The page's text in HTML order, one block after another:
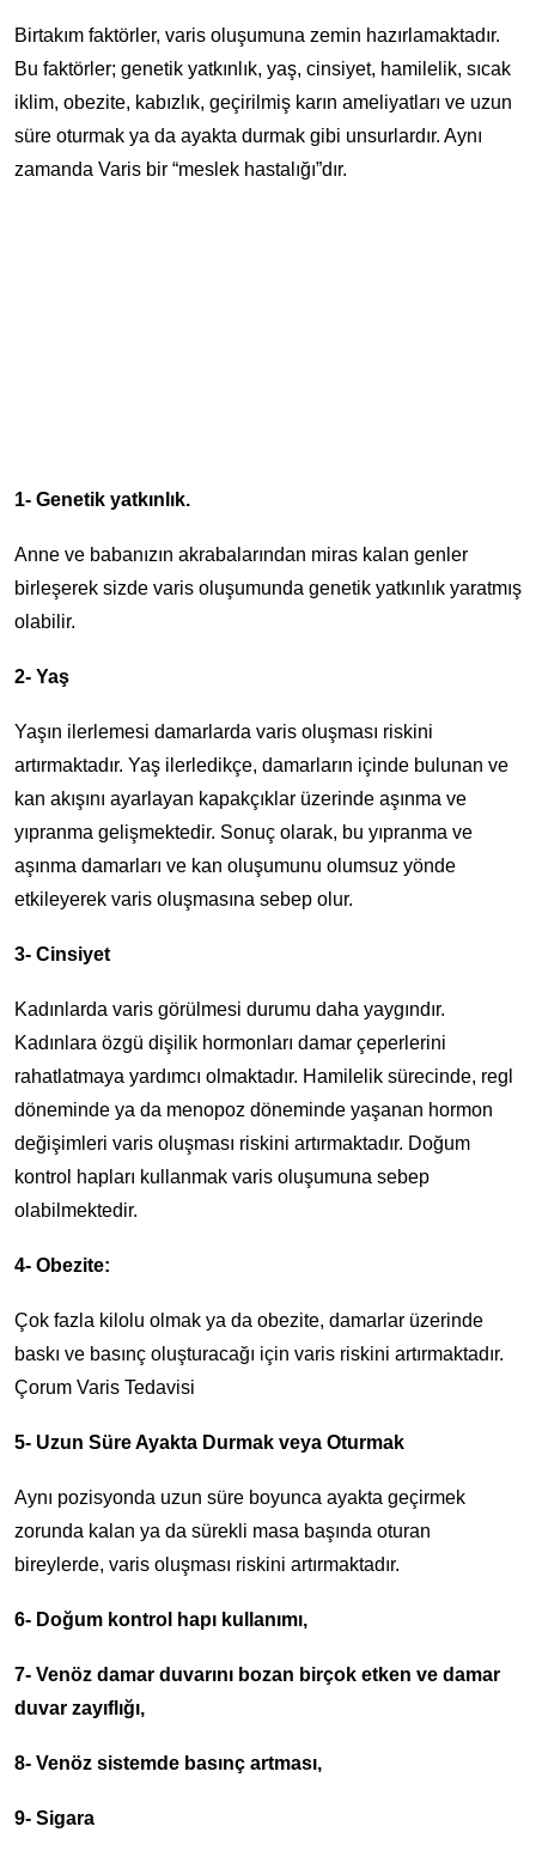
Birtakım faktörler, varis oluşumuna zemin hazırlamaktadır.
Bu faktörler; genetik yatkınlık, yaş, cinsiyet, hamilelik, sıcak
iklim, obezite, kabızlık, geçirilmiş karın ameliyatları ve uzun
süre oturmak ya da ayakta durmak gibi unsurlardır. Aynı
zamanda Varis bir “meslek hastalığı”dır.
1- Genetik yatkınlık.
Anne ve babanızın akrabalarından miras kalan genler
birleşerek sizde varis oluşumunda genetik yatkınlık yaratmış
olabilir.
2- Yaş
Yaşın ilerlemesi damarlarda varis oluşması riskini
artırmaktadır. Yaş ilerledikçe, damarların içinde bulunan ve
kan akışını ayarlayan kapakçıklar üzerinde aşınma ve
yıpranma gelişmektedir. Sonuç olarak, bu yıpranma ve
aşınma damarları ve kan oluşumunu olumsuz yönde
etkileyerek varis oluşmasına sebep olur.
3- Cinsiyet
Kadınlarda varis görülmesi durumu daha yaygındır.
Kadınlara özgü dişilik hormonları damar çeperlerini
rahatlatmaya yardımcı olmaktadır. Hamilelik sürecinde, regl
döneminde ya da menopoz döneminde yaşanan hormon
değişimleri varis oluşması riskini artırmaktadır. Doğum
kontrol hapları kullanmak varis oluşumuna sebep
olabilmektedir.
4- Obezite:
Çok fazla kilolu olmak ya da obezite, damarlar üzerinde
baskı ve basınç oluşturacağı için varis riskini artırmaktadır.
Çorum Varis Tedavisi
5- Uzun Süre Ayakta Durmak veya Oturmak
Aynı pozisyonda uzun süre boyunca ayakta geçirmek
zorunda kalan ya da sürekli masa başında oturan
bireylerde, varis oluşması riskini artırmaktadır.
6- Doğum kontrol hapı kullanımı,
7- Venöz damar duvarını bozan birçok etken ve damar
duvar zayıflığı,
8- Venöz sistemde basınç artması,
9- Sigara